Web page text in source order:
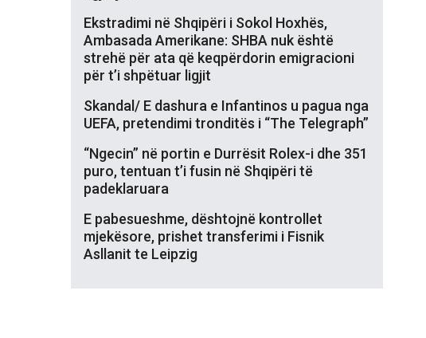
Ekstradimi në Shqipëri i Sokol Hoxhës,
Ambasada Amerikane: SHBA nuk është
strehë për ata që keqpërdorin emigracioni
për t’i shpëtuar ligjit
Skandal/ E dashura e Infantinos u pagua nga
UEFA, pretendimi tronditës i “The Telegraph”
“Ngecin” në portin e Durrësit Rolex-i dhe 351
puro, tentuan t’i fusin në Shqipëri të
padeklaruara
E pabesueshme, dështojnë kontrollet
mjekësore, prishet transferimi i Fisnik
Asllanit te Leipzig